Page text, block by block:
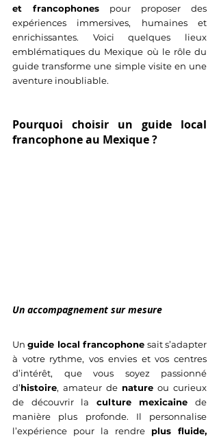
et francophones pour proposer des
expériences immersives, humaines et
enrichissantes. Voici quelques lieux
emblématiques du Mexique où le rôle du
guide transforme une simple visite en une
aventure inoubliable.
Pourquoi choisir un guide local
francophone au Mexique ?
Un accompagnement sur mesure
Un guide local francophone sait s’adapter
à votre rythme, vos envies et vos centres
d’intérêt, que vous soyez passionné
d’histoire, amateur de nature ou curieux
de découvrir la culture mexicaine de
manière plus profonde. Il personnalise
l’expérience pour la rendre plus fluide,